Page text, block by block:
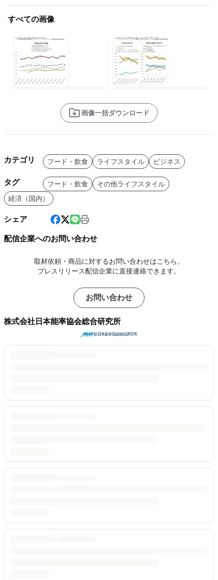
すべての画像
画像一括ダウンロード
カテゴリ フード・飲食 ライフスタイル ビジネス
タグ フード・飲食
その他ライフスタイル
経済（国内）
シェア
配信企業へのお問い合わせ
取材依頼・商品に対するお問い合わせはこちら。
プレスリリース配信企業に直接連絡できます。
お問い合わせ
株式会社日本能率協会総合研究所